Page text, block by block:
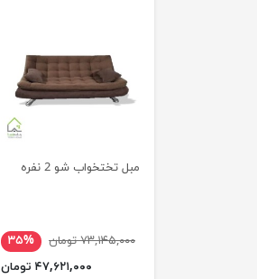
مبل تختخواب شو 2 نفره
۷۳,۱۴۵,۰۰۰ تومان
۳۵%
۴۷,۶۲۱,۰۰۰ تومان